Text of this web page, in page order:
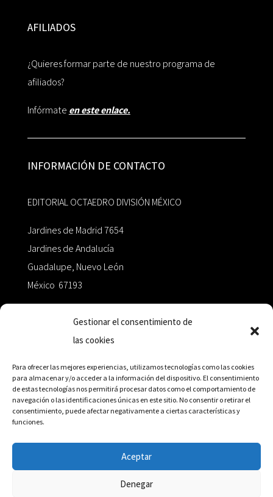
Gestionar el consentimiento de
las cookies
Para ofrecer las mejores experiencias, utilizamos tecnologías como las cookies
para almacenar y/o acceder a la información del dispositivo. El consentimiento
de estas tecnologías nos permitirá procesar datos como el comportamiento de
navegación o las identificaciones únicas en este sitio. No consentir o retirar el
consentimiento, puede afectar negativamente a ciertas características y
funciones.
Aceptar
Denegar
AFILIADOS
¿Quieres formar parte de nuestro programa de
afiliados?
Infórmate en este enlace.
INFORMACIÓN DE CONTACTO
EDITORIAL OCTAEDRO DIVISIÓN MÉXICO
Jardines de Madrid 7654
Jardines de Andalucía
Guadalupe, Nuevo León
México 67193
+52 811.499.5638
RED DE DISTRIBUCIÓN